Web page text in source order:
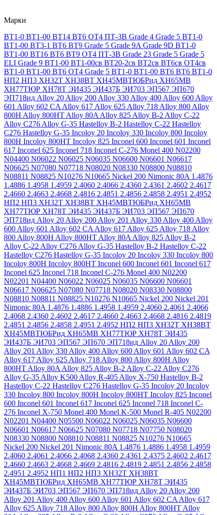
Марки
ВТ1-0 ВТ1-00 ВТ14 ВТ6 ОТ4 ПТ-3В Grade 4 Grade 5 ВТ1-0
ВТ1-00 ВТ3-1 ВТ6 ВТ9 Grade 5 Grade 9A Grade 9D ВТ1-0
ВТ1-00 ВТ16 ВТ6 ВТ9 ОТ4 ПТ-3В Grade 23 Grade 5 Grade 5
ELI Grade 9 ВТ1-00 ВТ1-00св ВТ20-2св ВТ2св ВТ6св ОТ4св
ВТ1-0 ВТ1-00 ВТ6 ОТ4 Grade 5 ВТ1-0 ВТ1-00 ВТ6 ВТ6 ВТ1-0
НП2 НП3 ХН32Т ХН38ВТ ХН45МВТЮБРид ХН65МВ
ХН77ТЮР ХН78Т ЭИ435 ЭИ437Б ЭИ703 ЭП567 ЭП670
ЭП718ид Alloy 20 Alloy 200 Alloy 330 Alloy 400 Alloy 600 Alloy
601 Alloy 602 CA Alloy 617 Alloy 625 Alloy 718 Alloy 800 Alloy
800H Alloy 800HT Alloy 80A Alloy 825 Alloy B-2 Alloy C-22
Alloy C276 Alloy G-35 Hastelloy B-2 Hastelloy C-22 Hastelloy
C276 Hastelloy G-35 Incoloy 20 Incoloy 330 Incoloy 800 Incoloy
800H Incoloy 800HT Incoloy 825 Inconel 600 Inconel 601 Inconel
617 Inconel 625 Inconel 718 Inconel C-276 Monel 400 N02200
N04400 N06022 N06025 N06035 N06600 N06601 N06617
N06625 N07080 N07718 N08020 N08330 N08800 N08810
N08811 N08825 N10276 N10665 Nickel 200 Nimonic 80A 1.4876
1.4886 1.4958 1.4959 2.4060 2.4066 2.4360 2.4361 2.4602 2.4617
2.4660 2.4663 2.4668 2.4816 2.4851 2.4856 2.4858 2.4951 2.4952
НП2 НП3 ХН32Т ХН38ВТ ХН45МВТЮБРид ХН65МВ
ХН77ТЮР ХН78Т ЭИ435 ЭИ437Б ЭИ703 ЭП567 ЭП670
ЭП718ид Alloy 20 Alloy 200 Alloy 201 Alloy 330 Alloy 400 Alloy
600 Alloy 601 Alloy 602 CA Alloy 617 Alloy 625 Alloy 718 Alloy
800 Alloy 800H Alloy 800HT Alloy 80A Alloy 825 Alloy B-2
Alloy C-22 Alloy C276 Alloy G-35 Hastelloy B-2 Hastelloy C-22
Hastelloy C276 Hastelloy G-35 Incoloy 20 Incoloy 330 Incoloy 800
Incoloy 800H Incoloy 800HT Inconel 600 Inconel 601 Inconel 617
Inconel 625 Inconel 718 Inconel C-276 Monel 400 N02200
N02201 N04400 N06022 N06025 N06035 N06600 N06601
N06617 N06625 N07080 N07718 N08020 N08330 N08800
N08810 N08811 N08825 N10276 N10665 Nickel 200 Nickel 201
Nimonic 80A 1.4876 1.4886 1.4958 1.4959 2.4060 2.4061 2.4066
2.4068 2.4360 2.4602 2.4617 2.4660 2.4663 2.4668 2.4816 2.4819
2.4851 2.4856 2.4858 2.4951 2.4952 НП2 НП3 ХН32Т ХН38ВТ
ХН45МВТЮБРид ХН65МВ ХН77ТЮР ХН78Т ЭИ435
ЭИ437Б ЭИ703 ЭП567 ЭП670 ЭП718ид Alloy 20 Alloy 200
Alloy 201 Alloy 330 Alloy 400 Alloy 600 Alloy 601 Alloy 602 CA
Alloy 617 Alloy 625 Alloy 718 Alloy 800 Alloy 800H Alloy
800HT Alloy 80A Alloy 825 Alloy B-2 Alloy C-22 Alloy C276
Alloy G-35 Alloy K500 Alloy R-405 Alloy X-750 Hastelloy B-2
Hastelloy C-22 Hastelloy C276 Hastelloy G-35 Incoloy 20 Incoloy
330 Incoloy 800 Incoloy 800H Incoloy 800HT Incoloy 825 Inconel
600 Inconel 601 Inconel 617 Inconel 625 Inconel 718 Inconel C-
276 Inconel X-750 Monel 400 Monel K-500 Monel R-405 N02200
N02201 N04400 N05500 N06022 N06025 N06035 N06600
N06601 N06617 N06625 N07080 N07718 N07750 N08020
N08330 N08800 N08810 N08811 N08825 N10276 N10665
Nickel 200 Nickel 201 Nimonic 80A 1.4876 1.4886 1.4958 1.4959
2.4060 2.4061 2.4066 2.4068 2.4360 2.4361 2.4375 2.4602 2.4617
2.4660 2.4663 2.4668 2.4669 2.4816 2.4819 2.4851 2.4856 2.4858
2.4951 2.4952 НП1 НП2 НП3 ХН32Т ХН38ВТ
ХН45МВТЮБРид ХН65МВ ХН77ТЮР ХН78Т ЭИ435
ЭИ437Б ЭИ703 ЭП567 ЭП670 ЭП718ид Alloy 20 Alloy 200
Alloy 201 Alloy 400 Alloy 600 Alloy 601 Alloy 602 CA Alloy 617
Alloy 625 Alloy 718 Alloy 800 Alloy 800H Alloy 800HT Alloy